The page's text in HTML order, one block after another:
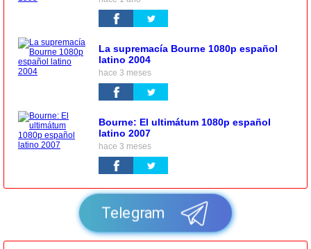
La supremacía Bourne 1080p español
latino 2004
hace 3 meses
Bourne: El ultimátum 1080p español
latino 2007
hace 3 meses
Telegram